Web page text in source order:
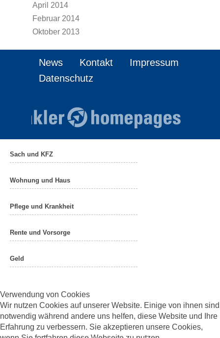
April 2014
Februar 2014
Oktober 2013
News Kontakt
Impressum
Datenschutz
Sach und KFZ
Wohnung und Haus
Pflege und Krankheit
Rente und Vorsorge
Geld
Verwendung von Cookies
Wir nutzen Cookies auf unserer Website. Einige von ihnen sind
notwendig während andere uns helfen, diese Website und Ihre
Erfahrung zu verbessern. Sie akzeptieren unsere Cookies,